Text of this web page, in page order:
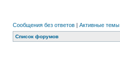
Сообщения без ответов | Активные темы
Список форумов